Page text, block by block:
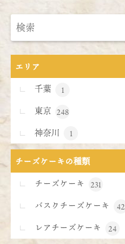
エリア
千葉
1
東京 248
神奈川 1
チーズケーキの種類
チーズケーキ
231
バスクチーズケーキ 42
レアチーズケーキ 24